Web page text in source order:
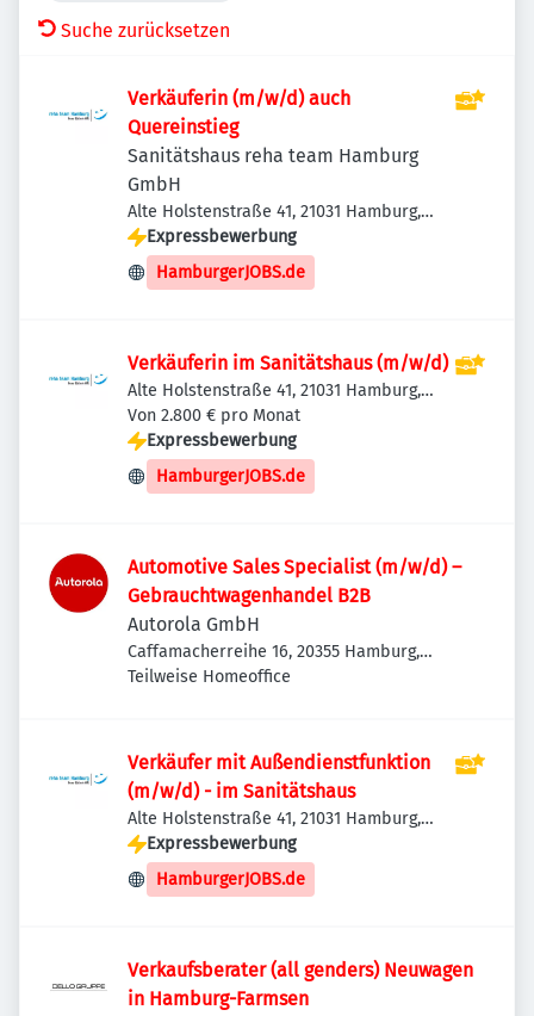
Suche zurücksetzen
Verkäuferin (m/w/d) auch
Quereinstieg
Sanitätshaus reha team Hamburg
GmbH
Alte Holstenstraße 41, 21031 Hamburg,
Deutschland
Expressbewerbung
HamburgerJOBS.de
Verkäuferin im Sanitätshaus (m/w/d)
Alte Holstenstraße 41, 21031 Hamburg,
Deutschland
Von 2.800 € pro Monat
Expressbewerbung
HamburgerJOBS.de
Automotive Sales Specialist (m/w/d) –
Gebrauchtwagenhandel B2B
Autorola GmbH
Caffamacherreihe 16, 20355 Hamburg,
Deutschland
Teilweise Homeoffice
Verkäufer mit Außendienstfunktion
(m/w/d) - im Sanitätshaus
Alte Holstenstraße 41, 21031 Hamburg,
Deutschland
Expressbewerbung
HamburgerJOBS.de
Verkaufsberater (all genders) Neuwagen
in Hamburg-Farmsen